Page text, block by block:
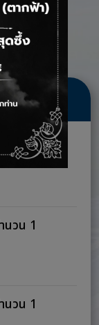
นวน 1
วน 1
วน 1